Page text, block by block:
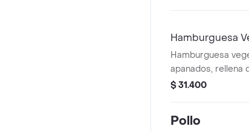
Hamburguesa
Hamburguesa
apanados, rellena
mozzarella,
$ 31.400
Pollo